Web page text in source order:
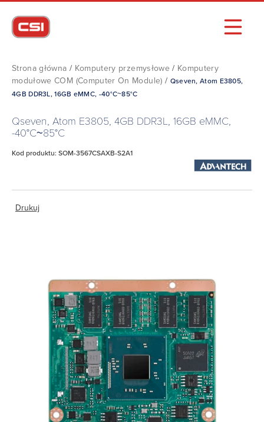
Strona główna / Komputery przemysłowe / Komputery
modułowe COM (Computer On Module) / Qseven, Atom E3805,
4GB DDR3L, 16GB eMMC, -40°C~85°C
Qseven, Atom E3805, 4GB DDR3L, 16GB eMMC,
-40°C~85°C
Kod produktu: SOM-3567CSAXB-S2A1
Drukuj